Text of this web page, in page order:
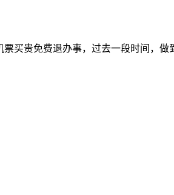
买贵免费退办事，过去一段时间，